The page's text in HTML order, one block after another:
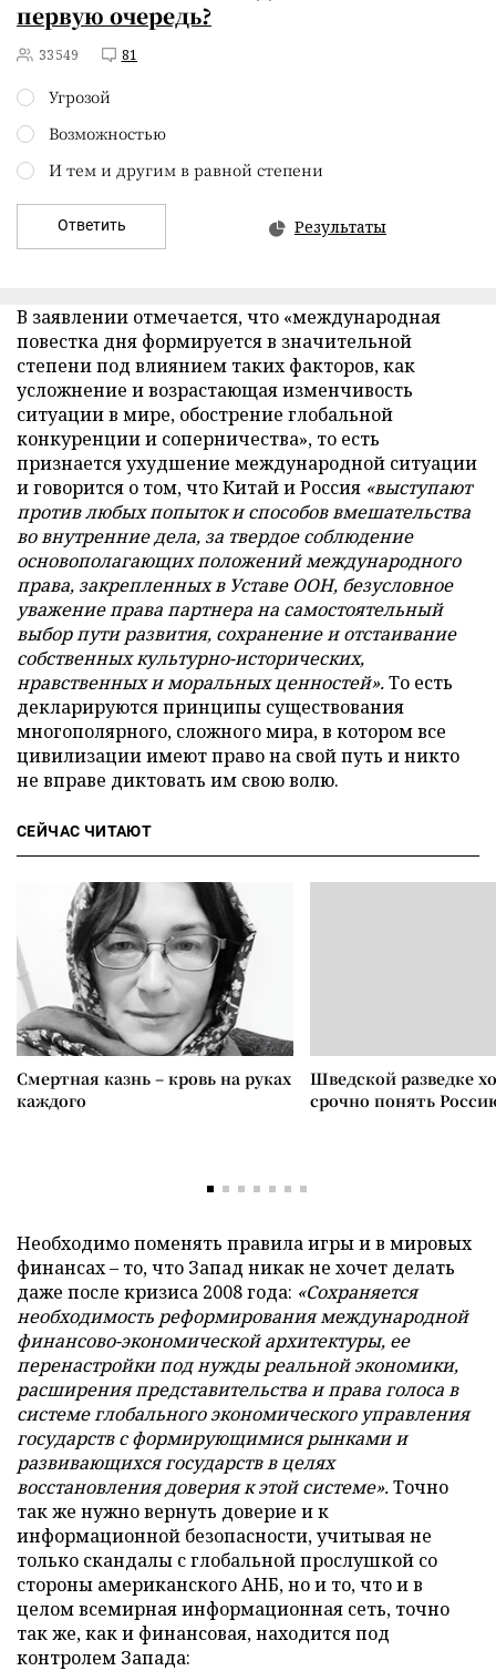
первую очередь?
33549 81
Угрозой
Возможностью
И тем и другим в равной степени
Ответить Результаты
В заявлении отмечается, что «международная
повестка дня формируется в значительной
степени под влиянием таких факторов, как
усложнение и возрастающая изменчивость
ситуации в мире, обострение глобальной
конкуренции и соперничества», то есть
признается ухудшение международной ситуации
и говорится о том, что Китай и Россия «выступают
против любых попыток и способов вмешательства
во внутренние дела, за твердое соблюдение
основополагающих положений международного
права, закрепленных в Уставе ООН, безусловное
уважение права партнера на самостоятельный
выбор пути развития, сохранение и отстаивание
собственных культурно-исторических,
нравственных и моральных ценностей».То есть
декларируются принципы существования
многополярного, сложного мира, в котором все
цивилизации имеют право на свой путь и никто
не вправе диктовать им свою волю.
СЕЙЧАС ЧИТАЮТ
Смертная казнь – кровь на руках
каждого
Шведской разведке
срочно понять
Необходимо поменять правила игры и в мировых
финансах – то, что Запад никак не хочет делать
даже после кризиса 2008 года: «Сохраняется
необходимость реформирования международной
финансово-экономической архитектуры, ее
перенастройки под нужды реальной экономики,
расширения представительства и права голоса в
системе глобального экономического управления
государств с формирующимися рынками и
развивающихся государств в целях
восстановления доверия к этой системе».Точно
так же нужно вернуть доверие и к
информационной безопасности, учитывая не
только скандалы с глобальной прослушкой со
стороны американского АНБ, но и то, что и в
целом всемирная информационная сеть, точно
так же, как и финансовая, находится под
контролем Запада: